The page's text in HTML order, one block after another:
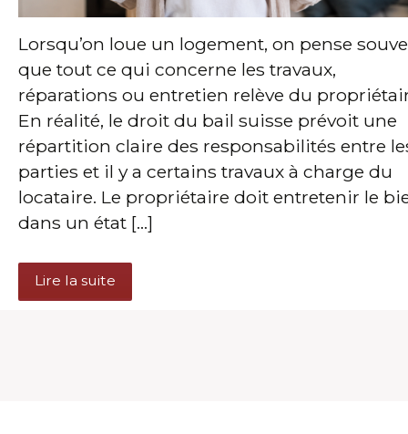
Lorsqu’on loue un logement, on pense
que tout ce qui concerne les travaux,
réparations ou entretien relève du
En réalité, le droit du bail suisse prévoit une
répartition claire des responsabilités entre
parties et il y a certains travaux à charge du
locataire. Le propriétaire doit entretenir le
dans un état […]
Lire la suite